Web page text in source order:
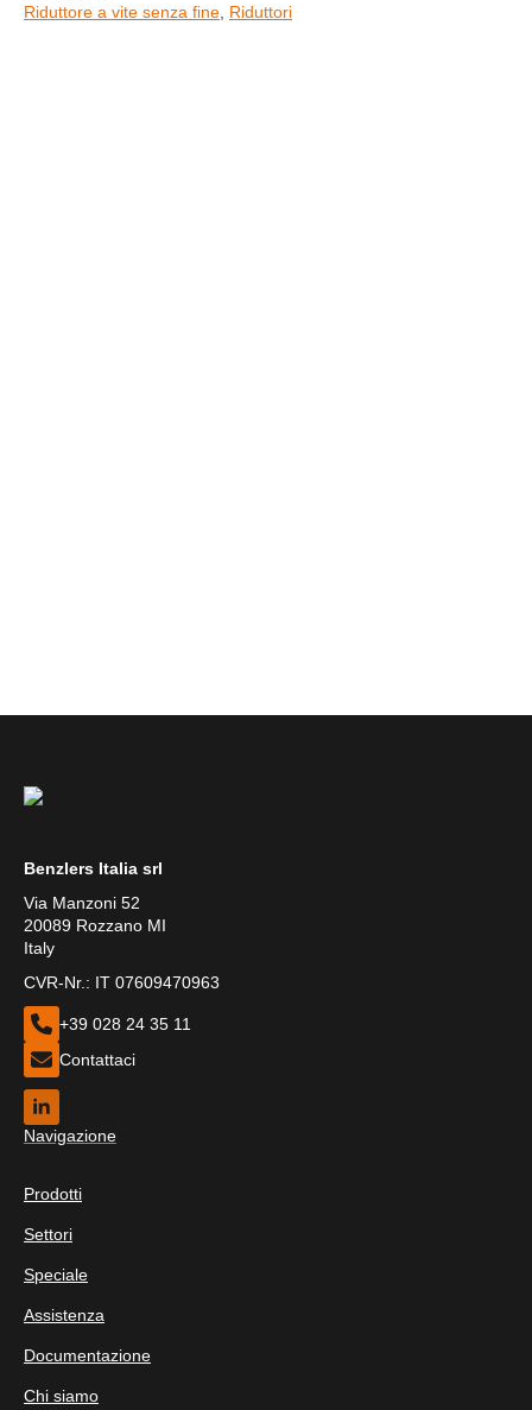
Riduttore a vite senza fine Riduttori
Benzlers Italia srl
Via Manzoni 52
20089 Rozzano MI
Italy
CVR-Nr.: IT 07609470963
+39 028 24 35 11
Contattaci
Navigazione
Prodotti
Settori
Speciale
Assistenza
Documentazione
Chi siamo